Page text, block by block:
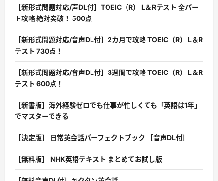
［新形式問題対応/声DL付］TOEIC（R） L＆Rテスト 全パー
ト攻略 絶対突破！ 500点
［新形式問題対応/音声DL付］2カ月で攻略 TOEIC（R） L＆R
テスト 730点！
［新形式問題対応/音声DL付］3週間で攻略 TOEIC（R） L＆R
テスト 600点！
［新書版］海外経験ゼロでも仕事が忙しくても「英語は1年」
でマスターできる
［決定版］ 日常英会話パーフェクトブック ［音声DL付］
［無料版］ NHK英語テキスト まとめてお試し版